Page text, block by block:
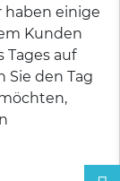
haben einige
Kunden
Tages auf
Sie den Tag